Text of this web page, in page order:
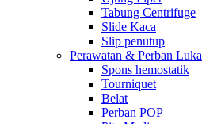
Tabung Centrifuge
Slide Kaca
Slip penutup
Perawatan & Perban Luka
Spons hemostatik
Tourniquet
Belat
Perban POP